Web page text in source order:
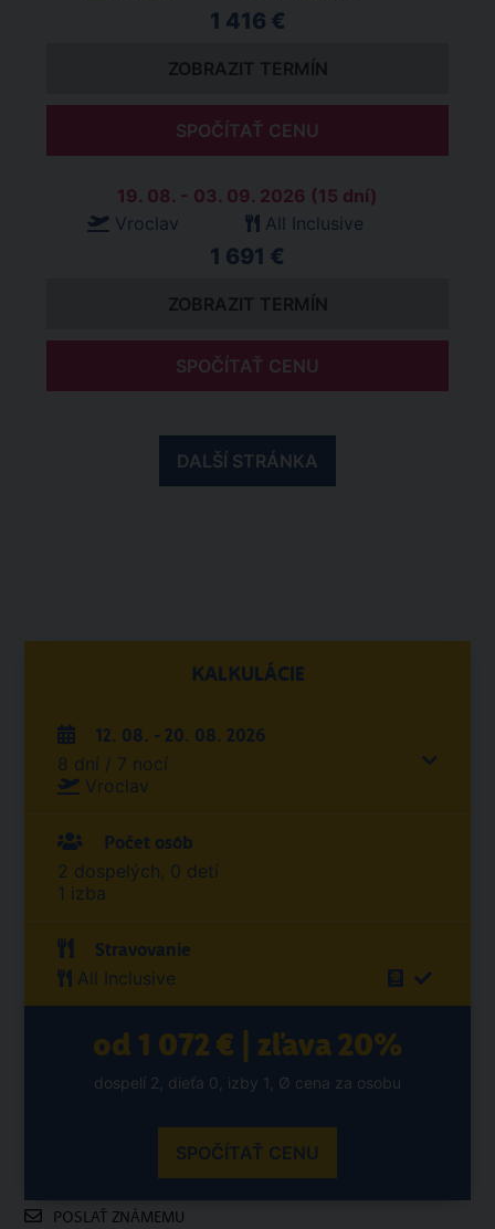
1 416 €
ZOBRAZIT TERMÍN
SPOČÍTAŤ CENU
19. 08. - 03. 09. 2026 (15 dní)
Vroclav
All Inclusive
1 691 €
ZOBRAZIT TERMÍN
SPOČÍTAŤ CENU
DALŠÍ STRÁNKA
KALKULÁCIE
12. 08. - 20. 08. 2026
8 dní / 7 nocí
Vroclav
Počet osôb
2 dospelých, 0 detí
1 izba
Stravovanie
All Inclusive
od 1 072 € | zľava 20%
dospelí 2, dieťa 0, izby 1, Ø cena za osobu
SPOČÍTAŤ CENU
POSLAŤ ZNÁMEMU